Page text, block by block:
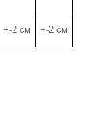
+-2 см +-2 см